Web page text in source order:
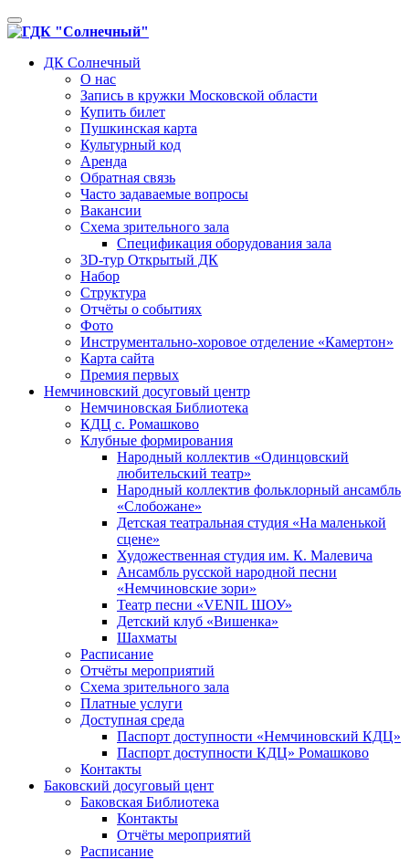
Toggle
navigation
ДК Солнечный
О нас
Запись в кружки Московской области
Купить билет
Пушкинская карта
Культурный код
Аренда
Обратная связь
Часто задаваемые вопросы
Вакансии
Схема зрительного зала
Спецификация оборудования зала
3D-тур Открытый ДК
Набор
Структура
Отчёты о событиях
Фото
Инструментально-хоровое отделение «Камертон»
Карта сайта
Премия первых
Немчиновский досуговый центр
Немчиновская Библиотека
КДЦ с. Ромашково
Клубные формирования
Народный коллектив «Одинцовский
любительский театр»
Народный коллектив фольклорный ансамбль
«Слобожане»
Детская театральная студия «На маленькой
сцене»
Художественная студия им. К. Малевича
Ансамбль русской народной песни
«Немчиновские зори»
Театр песни «VENIL ШОУ»
Детский клуб «Вишенка»
Шахматы
Расписание
Отчёты мероприятий
Схема зрительного зала
Платные услуги
Доступная среда
Паспорт доступности «Немчиновский КДЦ»
Паспорт доступности КДЦ» Ромашково
Контакты
Баковский досуговый цент
Баковская Библиотека
Контакты
Отчёты мероприятий
Расписание